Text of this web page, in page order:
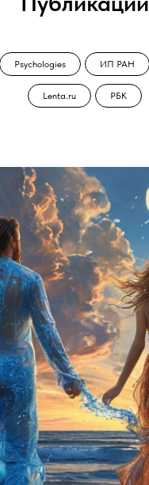
Psychologies ИП РАН
Lenta.ru РБК